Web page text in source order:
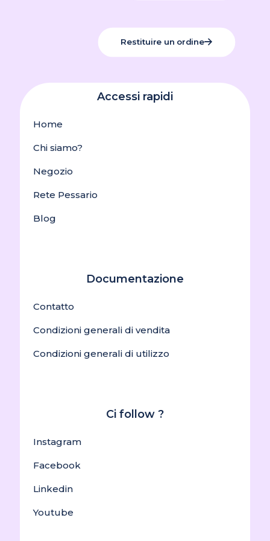
Restituire un ordine
Accessi rapidi
Home
Chi siamo?
Negozio
Rete Pessario
Blog
Documentazione
Contatto
Condizioni generali di vendita
Condizioni generali di utilizzo
Ci follow ?
Instagram
Facebook
Linkedin
Youtube